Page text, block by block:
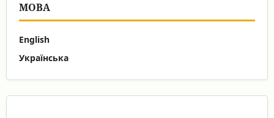
МОВА
English
Українська